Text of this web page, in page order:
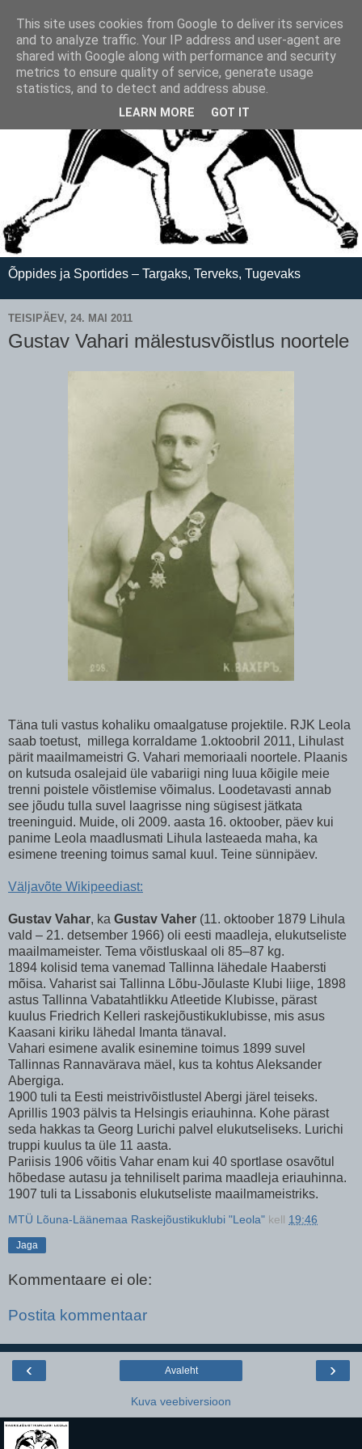
Õppides ja Sportides – Targaks, Terveks, Tugevaks
TEISIPÄEV, 24. MAI 2011
Gustav Vahari mälestusvõistlus noortele
Täna tuli vastus kohaliku omaalgatuse projektile. RJK Leola
saab toetust, millega korraldame 1.oktoobril 2011, Lihulast
pärit maailmameistri G. Vahari memoriaali noortele. Plaanis
on kutsuda osalejaid üle vabariigi ning luua kõigile meie
trenni poistele võistlemise võimalus. Loodetavasti annab
see jõudu tulla suvel laagrisse ning sügisest jätkata
treeninguid. Muide, oli 2009. aasta 16. oktoober, päev kui
panime Leola maadlusmati Lihula lasteaeda maha, ka
esimene treening toimus samal kuul. Teine sünnipäev.
Väljavõte Wikipeediast:
Gustav Vahar, ka Gustav Vaher (11. oktoober 1879 Lihula
vald – 21. detsember 1966) oli eesti maadleja, elukutseliste
maailmameister. Tema võistluskaal oli 85–87 kg.
1894 kolisid tema vanemad Tallinna lähedale Haabersti
mõisa. Vaharist sai Tallinna Lõbu-Jõulaste Klubi liige, 1898
astus Tallinna Vabatahtlikku Atleetide Klubisse, pärast
kuulus Friedrich Kelleri raskejõustikuklubisse, mis asus
Kaasani kiriku lähedal Imanta tänaval.
Vahari esimene avalik esinemine toimus 1899 suvel
Tallinnas Rannavärava mäel, kus ta kohtus Aleksander
Abergiga.
1900 tuli ta Eesti meistrivõistlustel Abergi järel teiseks.
Aprillis 1903 pälvis ta Helsingis eriauhinna. Kohe pärast
seda hakkas ta Georg Lurichi palvel elukutseliseks. Lurichi
truppi kuulus ta üle 11 aasta.
Pariisis 1906 võitis Vahar enam kui 40 sportlase osavõtul
hõbedase autasu ja tehniliselt parima maadleja eriauhinna.
1907 tuli ta Lissabonis elukutseliste maailmameistriks.
MTÜ Lõuna-Läänemaa Raskejõustikuklubi "Leola" kell 19:46
Jaga
Kommentaare ei ole:
Postita kommentaar
‹ ›
Avaleht
Kuva veebiversioon
This site uses cookies from Google to deliver its services
and to analyze traffic. Your IP address and user-agent are
shared with Google along with performance and security
metrics to ensure quality of service, generate usage
statistics, and to detect and address abuse.
LEARN MORE GOT IT